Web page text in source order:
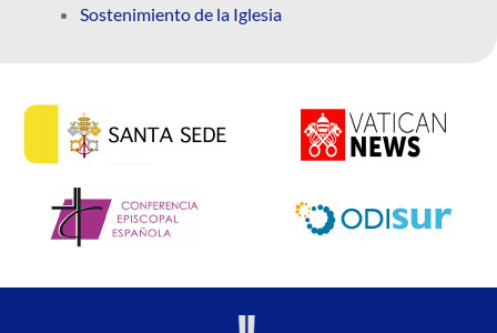
Sostenimiento de la Iglesia